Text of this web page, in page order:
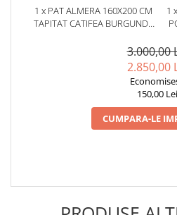
1 x PAT ALMERA 160X200 CM
TAPITAT CATIFEA BURGUNDY
1
3.000,00
2.850,00
150,00 Lei
CUMPARA-LE